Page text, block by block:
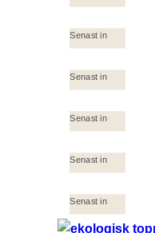
Senast in
Senast in
Senast in
Senast in
Senast in